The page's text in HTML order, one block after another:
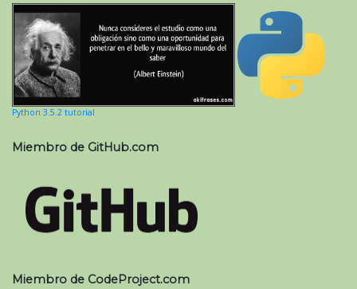
Python 3.5.2 tutorial
Miembro de GitHub.com
Miembro de CodeProject.com